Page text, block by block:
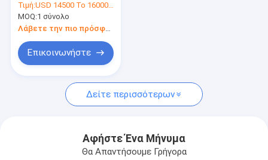
εκκέντρων Mins με
τη λαβή που
κατασκευάζει τη
μηχανή
Τιμή:USD 14500 To 16000 Per Set
MOQ:1 σύνολο
Λάβετε την πιο πρόσφατη τιμή
Επικοινωνήστε
Δείτε περισσότερων
Αφήστε Ένα Μήνυμα
Θα Απαντήσουμε Γρήγορα